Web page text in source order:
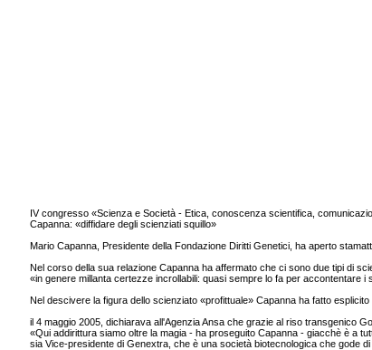
IV congresso «Scienza e Società - Etica, conoscenza scientifica,
Capanna: «diffidare degli scienziati squillo»
Mario Capanna, Presidente della Fondazione Diritti Genetici, ha aperto
Nel corso della sua relazione Capanna ha affermato che ci sono due tipi di
«in genere millanta certezze incrollabili: quasi sempre lo fa per accontentare i
Nel descivere la figura dello scienziato «profittuale» Capanna ha fatto
il 4 maggio 2005, dichiarava all'Agenzia Ansa che grazie al riso transgenico
«Qui addirittura siamo oltre la magia - ha proseguito Capanna - giacchè è a
sia Vice-presidente di Genextra, che è una società biotecnologica che gode